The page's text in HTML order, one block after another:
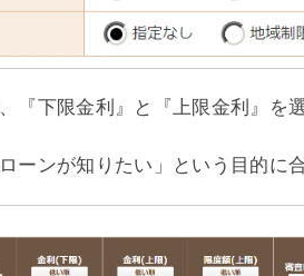
『下限金利』と『上限金利』を
ーンが知りたい」という目的に